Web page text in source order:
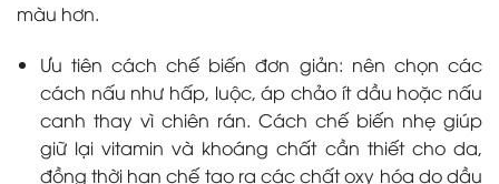
màu hơn.
Ưu tiên cách chế biến đơn giản: nên chọn các
cách nấu như hấp, luộc, áp chảo ít dầu hoặc nấu
canh thay vì chiên rán. Cách chế biến nhẹ giúp
giữ lại vitamin và khoáng chất cần thiết cho da,
đồng thời hạn chế tạo ra các chất oxy hóa do dầu